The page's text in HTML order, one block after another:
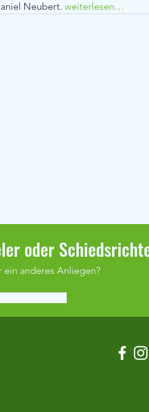
Neubert. weiterlesen…
bleibt weiter
oder
ein anderes Anliegen?